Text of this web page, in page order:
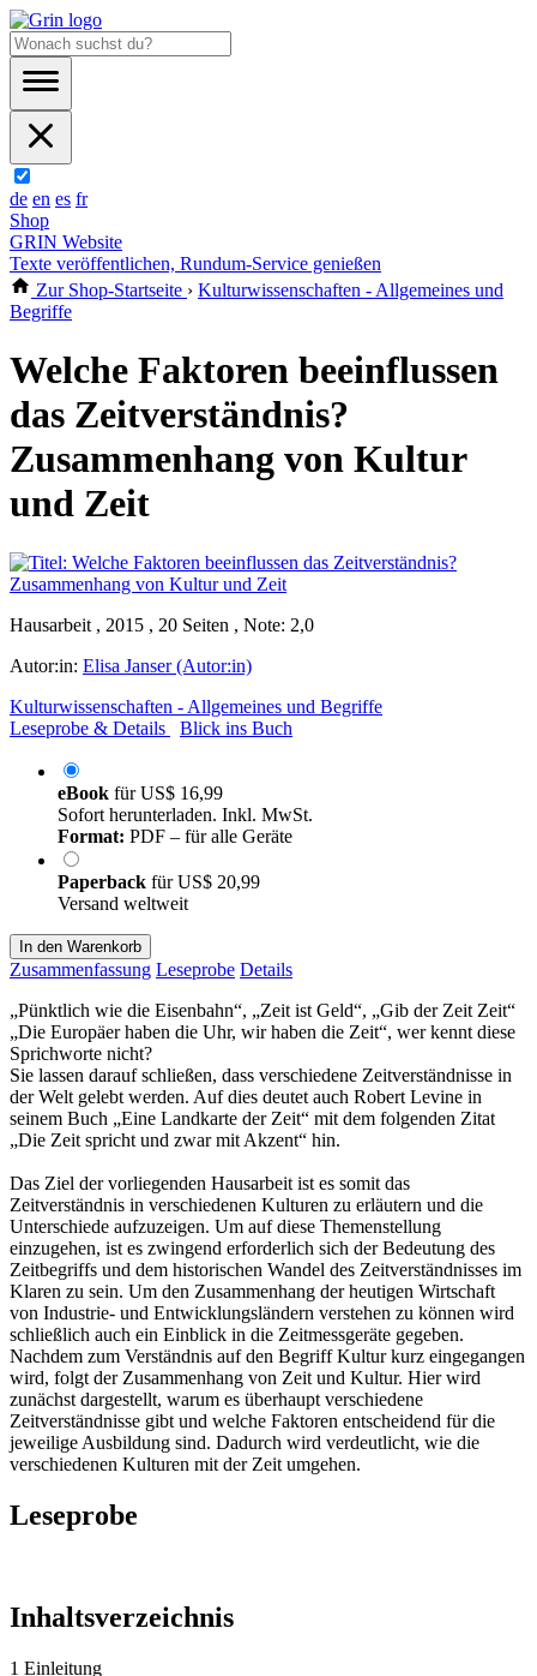
de en es fr
Shop
GRIN Website
Texte veröffentlichen, Rundum-Service genießen
Zur Shop-Startseite › Kulturwissenschaften - Allgemeines und
Begriffe
Welche Faktoren beeinflussen
das Zeitverständnis?
Zusammenhang von Kultur
und Zeit
Hausarbeit , 2015 , 20 Seiten , Note: 2,0
Autor:in: Elisa Janser (Autor:in)
Kulturwissenschaften - Allgemeines und Begriffe
Leseprobe & Details
Blick ins Buch
eBook fürUS$ 16,99
Sofort herunterladen. Inkl. MwSt.
Format: PDF – für alle Geräte
Paperback fürUS$ 20,99
Versand weltweit
In den Warenkorb
Zusammenfassung Leseprobe Details
„Pünktlich wie die Eisenbahn“, „Zeit ist Geld“, „Gib der Zeit Zeit“
„Die Europäer haben die Uhr, wir haben die Zeit“, wer kennt diese
Sprichworte nicht?
Sie lassen darauf schließen, dass verschiedene Zeitverständnisse in
der Welt gelebt werden. Auf dies deutet auch Robert Levine in
seinem Buch „Eine Landkarte der Zeit“ mit dem folgenden Zitat
„Die Zeit spricht und zwar mit Akzent“ hin.
Das Ziel der vorliegenden Hausarbeit ist es somit das
Zeitverständnis in verschiedenen Kulturen zu erläutern und die
Unterschiede aufzuzeigen. Um auf diese Themenstellung
einzugehen, ist es zwingend erforderlich sich der Bedeutung des
Zeitbegriffs und dem historischen Wandel des Zeitverständnisses im
Klaren zu sein. Um den Zusammenhang der heutigen Wirtschaft
von Industrie- und Entwicklungsländern verstehen zu können wird
schließlich auch ein Einblick in die Zeitmessgeräte gegeben.
Nachdem zum Verständnis auf den Begriff Kultur kurz eingegangen
wird, folgt der Zusammenhang von Zeit und Kultur. Hier wird
zunächst dargestellt, warum es überhaupt verschiedene
Zeitverständnisse gibt und welche Faktoren entscheidend für die
jeweilige Ausbildung sind. Dadurch wird verdeutlicht, wie die
verschiedenen Kulturen mit der Zeit umgehen.
Leseprobe
Inhaltsverzeichnis
1 Einleitung